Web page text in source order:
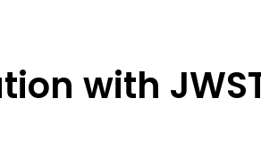
with